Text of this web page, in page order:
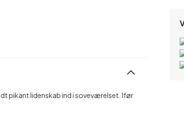
pikant lidenskab ind i soveværelset. Ifør